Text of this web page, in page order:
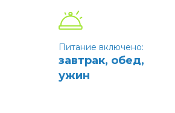
Питание включено:
завтрак, обед,
ужин